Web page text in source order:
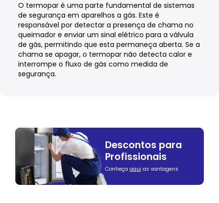
O termopar é uma parte fundamental de sistemas
de segurança em aparelhos a gás. Este é
responsável por detectar a presença de chama no
queimador e enviar um sinal elétrico para a válvula
de gás, permitindo que esta permaneça aberta. Se a
chama se apagar, o termopar não detecta calor e
interrompe o fluxo de gás como medida de
segurança.
Descontos para
Profissionais
Conheça aqui as vantagens